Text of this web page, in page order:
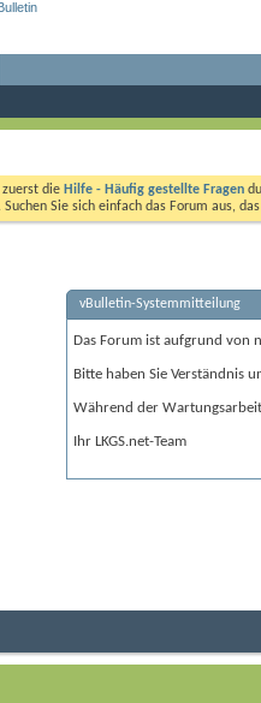
die Hilfe - Häufig gestellte Fragen
Sie sich einfach das Forum aus,
vBulletin-Systemmitteilung
Das Forum ist aufgrund von
Bitte haben Sie Verständnis
Während der
Ihr LKGS.net-Team